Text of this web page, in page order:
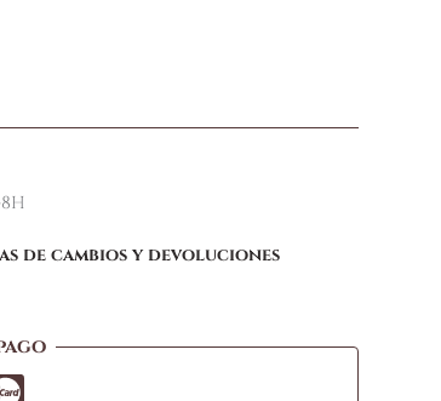
de cambios y devoluciones